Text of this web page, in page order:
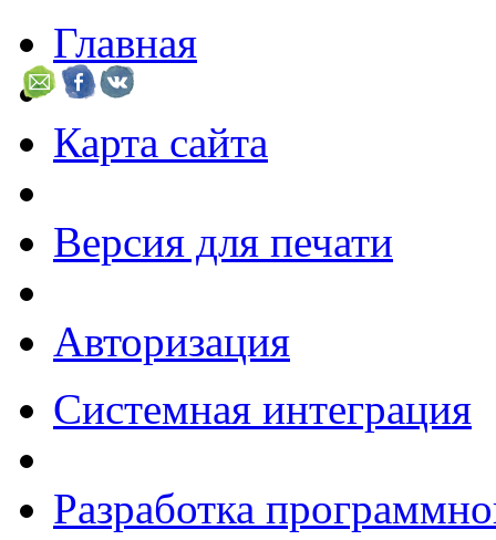
Главная
Карта сайта
Версия для печати
Авторизация
Системная интеграция
Разработка